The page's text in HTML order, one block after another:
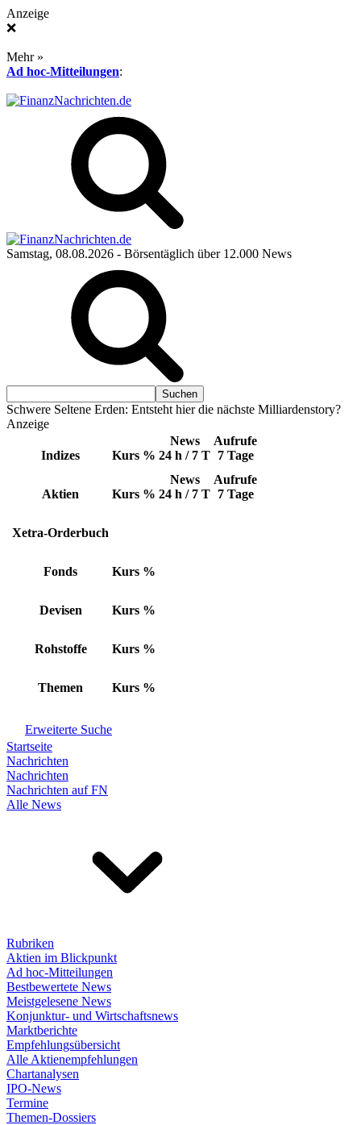
Anzeige
❌
Mehr »
Ad hoc-Mitteilungen:
Samstag, 08.08.2026 - Börsentäglich über 12.000 News
Schwere Seltene Erden: Entsteht hier die nächste Milliardenstory?
Anzeige
Indizes Kurs %
News
24 h / 7 T
Aufrufe
7 Tage
Aktien Kurs %
News
24 h / 7 T
Aufrufe
7 Tage
Xetra-Orderbuch
Fonds Kurs %
Devisen Kurs %
Rohstoffe Kurs %
Themen Kurs %
Erweiterte Suche
Startseite
Nachrichten
Nachrichten
Nachrichten auf FN
Alle News
Rubriken
Aktien im Blickpunkt
Ad hoc-Mitteilungen
Bestbewertete News
Meistgelesene News
Konjunktur- und Wirtschaftsnews
Marktberichte
Empfehlungsübersicht
Alle Aktienempfehlungen
Chartanalysen
IPO-News
Termine
Themen-Dossiers